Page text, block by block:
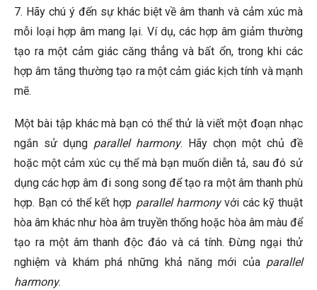
7. Hãy chú ý đến sự khác biệt về âm thanh và cảm xúc mà
mỗi loại hợp âm mang lại. Ví dụ, các hợp âm giảm thường
tạo ra một cảm giác căng thẳng và bất ổn, trong khi các
hợp âm tăng thường tạo ra một cảm giác kịch tính và mạnh
mẽ.
Một bài tập khác mà bạn có thể thử là viết một đoạn nhạc
ngắn sử dụng parallel harmony. Hãy chọn một chủ đề
hoặc một cảm xúc cụ thể mà bạn muốn diễn tả, sau đó sử
dụng các hợp âm đi song song để tạo ra một âm thanh phù
hợp. Bạn có thể kết hợp parallel harmonyvới các kỹ thuật
hòa âm khác như hòa âm truyền thống hoặc hòa âm màu để
tạo ra một âm thanh độc đáo và cá tính. Đừng ngại thử
nghiệm và khám phá những khả năng mới của parallel
harmony.